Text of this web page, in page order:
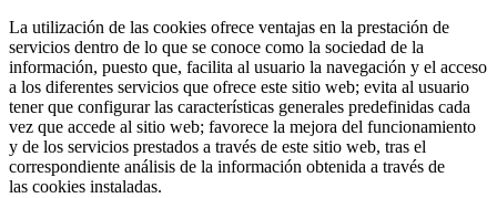
La utilización de las cookies ofrece ventajas en la prestación de
servicios dentro de lo que se conoce como la sociedad de la
información, puesto que, facilita al usuario la navegación y el acceso
a los diferentes servicios que ofrece este sitio web; evita al usuario
tener que configurar las características generales predefinidas cada
vez que accede al sitio web; favorece la mejora del funcionamiento
y de los servicios prestados a través de este sitio web, tras el
correspondiente análisis de la información obtenida a través de
las cookies instaladas.